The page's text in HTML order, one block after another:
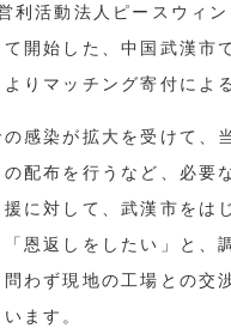
利活動法人ピースウィ
開始した、中国武漢市
よりマッチング寄付に
感染が拡大を受けて、
配布を行うなど、必要
に対して、武漢市をは
「恩返しをしたい」と
わず現地の工場との交
ます。